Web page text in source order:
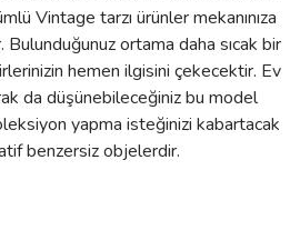
Vintage tarzı ürünler mekanınıza
Bulunduğunuz ortama daha sıcak bir
hemen ilgisini çekecektir. Ev
da düşünebileceğiniz bu model
yapma isteğinizi kabartacak
benzersiz objelerdir.